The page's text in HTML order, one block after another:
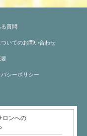
る質問
いてのお問い合わせ
要
バシーポリシー
ロンへの